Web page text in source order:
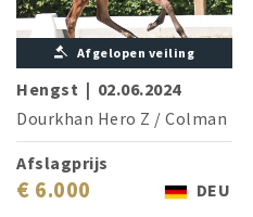
Afgelopen veiling
Hengst | 02.06.2024
Dourkhan Hero Z / Colman
Afslagprijs
€ 6.000
DEU